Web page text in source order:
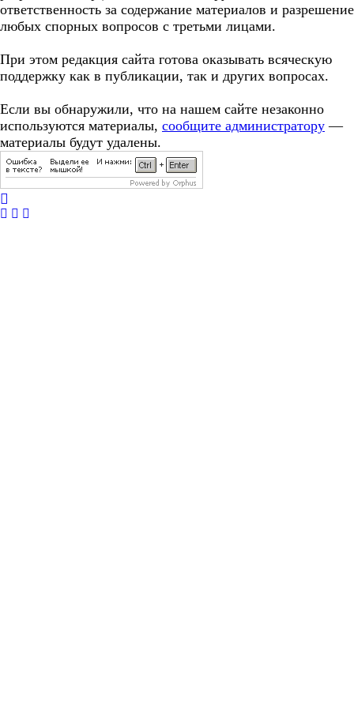
ответственность за содержание материалов и разрешение
любых спорных вопросов с третьми лицами.
При этом редакция сайта готова оказывать всяческую
поддержку как в публикации, так и других вопросах.
Если вы обнаружили, что на нашем сайте незаконно
используются материалы, сообщите администратору —
материалы будут удалены.